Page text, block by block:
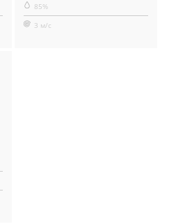
85%
3 м/с